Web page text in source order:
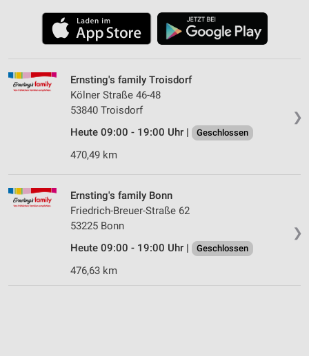
❯
Ernsting's family Troisdorf
Kölner Straße 46-48
53840 Troisdorf
Heute 09:00 - 19:00 Uhr |
Geschlossen
470,49 km
❯
Ernsting's family Bonn
Friedrich-Breuer-Straße 62
53225 Bonn
Heute 09:00 - 19:00 Uhr |
Geschlossen
476,63 km